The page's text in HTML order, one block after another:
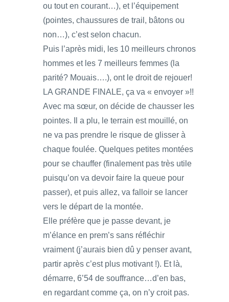
ou tout en courant…), et l’équipement
(pointes, chaussures de trail, bâtons ou
non…), c’est selon chacun.
Puis l’après midi, les 10 meilleurs chronos
hommes et les 7 meilleurs femmes (la
parité? Mouais….), ont le droit de rejouer!
LA GRANDE FINALE, ça va « envoyer »!!
Avec ma sœur, on décide de chausser les
pointes. Il a plu, le terrain est mouillé, on
ne va pas prendre le risque de glisser à
chaque foulée. Quelques petites montées
pour se chauffer (finalement pas très utile
puisqu’on va devoir faire la queue pour
passer), et puis allez, va falloir se lancer
vers le départ de la montée.
Elle préfère que je passe devant, je
m’élance en prem’s sans réfléchir
vraiment (j’aurais bien dû y penser avant,
partir après c’est plus motivant !). Et là,
démarre, 6’54 de souffrance…d’en bas,
en regardant comme ça, on n’y croit pas.